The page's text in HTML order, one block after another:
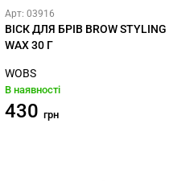
Арт: 03916
ВІСК ДЛЯ БРІВ BROW STYLING
WAX 30 Г
WOBS
В наявності
430 грн